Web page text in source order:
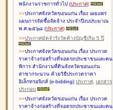
พนักงานราชการทั่วไป (ประกาศ)
>>ประกาศจังหวัดขอนแก่น เรื่อง เผยแพร่
แผนการจัดซื้อจัดจ้าง ประจำปีงบประมาณ
พ.ศ.๒๕๖๘ (ประกาศ)
>>ประกาศมัดจำรังวัดค้างบัญชีเกิน 5 ปี
>>ประกาศจังหวัดขอนแก่น เรื่อง ประกวด
ราคาจ้างก่อสร้างที่จอดรถประชาชนและคน
พิการ สำนักงานที่ดินจังหวัดขอนแก่น
สาขากระนวน ด้วยวิธีประกวดราคา
อิเล็กทรอนิกส์ (e-bidding) ประกาศ, เอกสาร
ประกอบ
>>ประกาศจังหวัดขอนแก่น เรื่อง ประกวด
ราคาจ้างก่อสร้างที่จอดรถประชาชนและคน